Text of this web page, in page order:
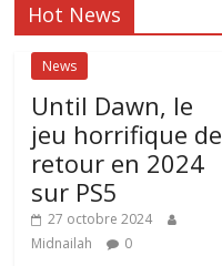
Hot News
News
Until Dawn, le
jeu horrifique de
retour en 2024
sur PS5
27 octobre 2024
Midnailah
0